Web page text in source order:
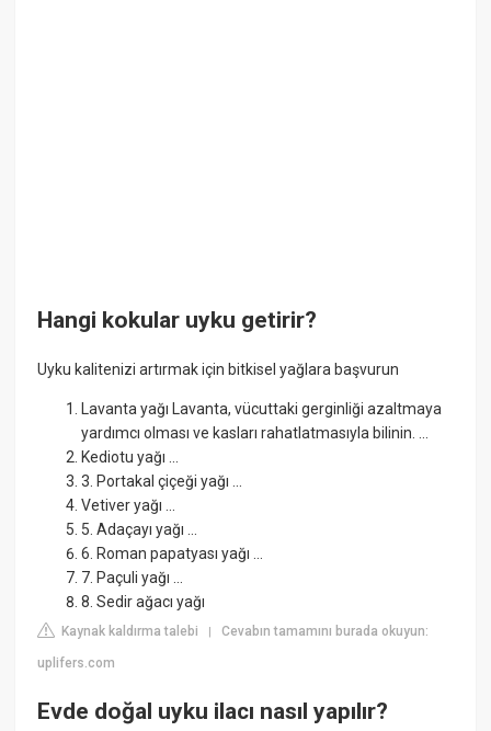
Hangi kokular uyku getirir?
Uyku kalitenizi artırmak için bitkisel yağlara başvurun
Lavanta yağı Lavanta, vücuttaki gerginliği azaltmaya
yardımcı olması ve kasları rahatlatmasıyla bilinin. ...
Kediotu yağı ...
3. Portakal çiçeği yağı ...
Vetiver yağı ...
5. Adaçayı yağı ...
6. Roman papatyası yağı ...
7. Paçuli yağı ...
8. Sedir ağacı yağı
Kaynak kaldırma talebi |Cevabın tamamını burada okuyun:
uplifers.com
Evde doğal uyku ilacı nasıl yapılır?